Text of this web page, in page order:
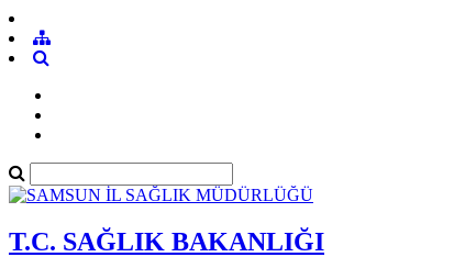
T.C. SAĞLIK BAKANLIĞI